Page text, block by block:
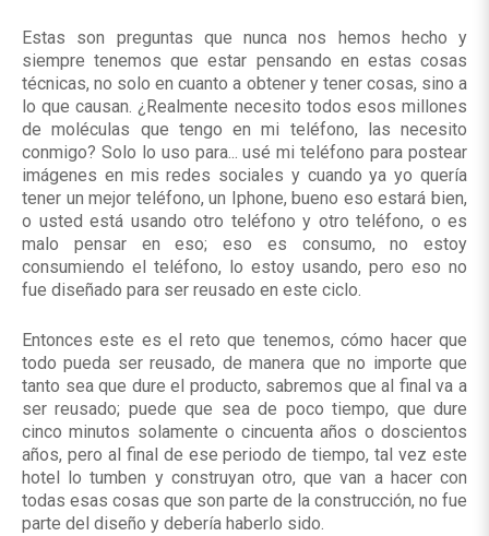
Estas son preguntas que nunca nos hemos hecho y
siempre tenemos que estar pensando en estas cosas
técnicas, no solo en cuanto a obtener y tener cosas, sino a
lo que causan. ¿Realmente necesito todos esos millones
de moléculas que tengo en mi teléfono, las necesito
conmigo? Solo lo uso para... usé mi teléfono para postear
imágenes en mis redes sociales y cuando ya yo quería
tener un mejor teléfono, un Iphone, bueno eso estará bien,
o usted está usando otro teléfono y otro teléfono, o es
malo pensar en eso; eso es consumo, no estoy
consumiendo el teléfono, lo estoy usando, pero eso no
fue diseñado para ser reusado en este ciclo.
Entonces este es el reto que tenemos, cómo hacer que
todo pueda ser reusado, de manera que no importe que
tanto sea que dure el producto, sabremos que al final va a
ser reusado; puede que sea de poco tiempo, que dure
cinco minutos solamente o cincuenta años o doscientos
años, pero al final de ese periodo de tiempo, tal vez este
hotel lo tumben y construyan otro, que van a hacer con
todas esas cosas que son parte de la construcción, no fue
parte del diseño y debería haberlo sido.